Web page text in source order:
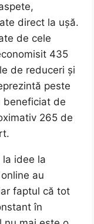
direct la ușă.
de cele
435
de reduceri și
peste
beneficiat de
265 de
la idee la
au
faptul că tot
în